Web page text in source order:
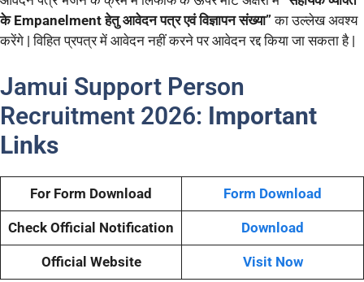
के Empanelment हेतु आवेदन पत्र एवं विज्ञापन संख्या”का उल्लेख अवश्य
करेंगे | विहित प्रपत्र में आवेदन नहीं करने पर आवेदन रद्द किया जा सकता है |
Jamui Support Person
Recruitment 2026: Important
Links
For Form Download Form Download
Check Official Notification Download
Official Website Visit Now